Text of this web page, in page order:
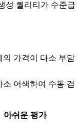
성 퀄리티가 수준급
가격이 다소 부담
어색하여 수동 검
아쉬운 평가